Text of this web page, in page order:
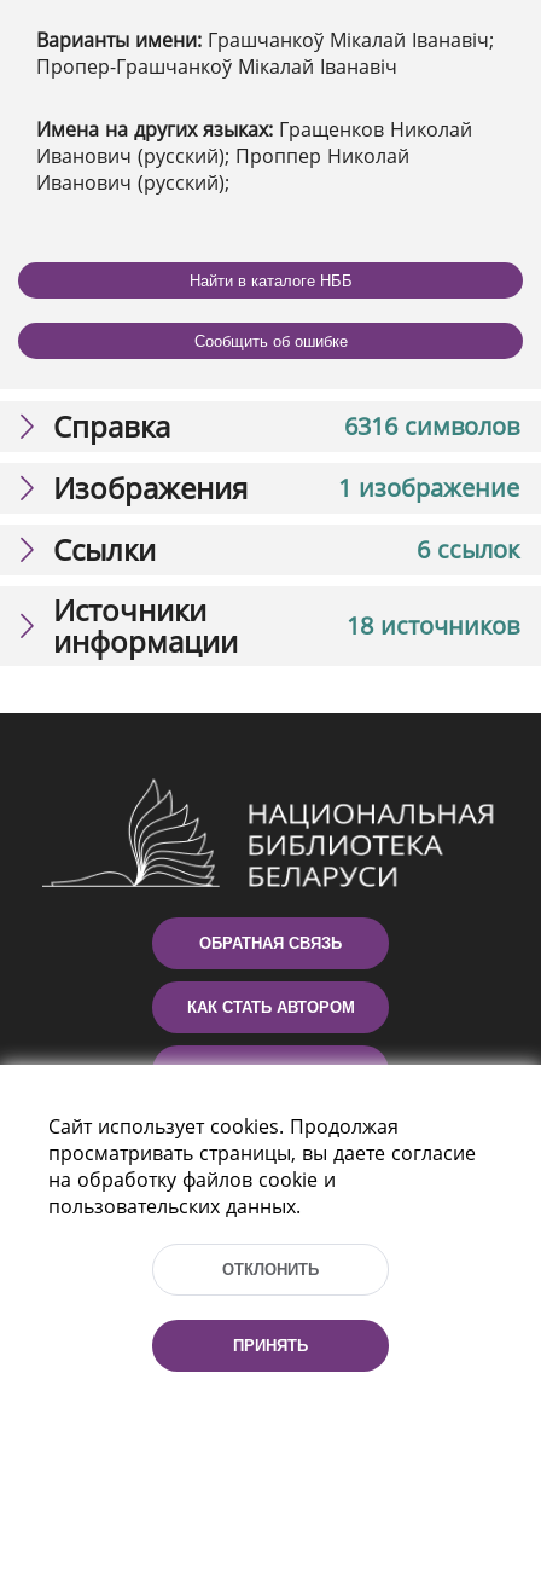
Варианты имени: Грашчанкоў Мікалай Іванавіч;
Пропер-Грашчанкоў Мікалай Іванавіч
Имена на других языках: Гращенков Николай
Иванович (русский); Проппер Николай
Иванович (русский);
Найти в каталоге НББ
Сообщить об ошибке
6316 символов
Справка
1 изображение
Изображения
6 ссылок
Ссылки
18 источников
Источники
информации
ОБРАТНАЯ СВЯЗЬ
КАК СТАТЬ АВТОРОМ
ПОМОЩЬ
Пр-т Независимости 116
Сайт использует cookies. Продолжая
просматривать страницы, вы даете согласие
на обработку файлов cookie и
пользовательских данных.
ОТКЛОНИТЬ
ПРИНЯТЬ